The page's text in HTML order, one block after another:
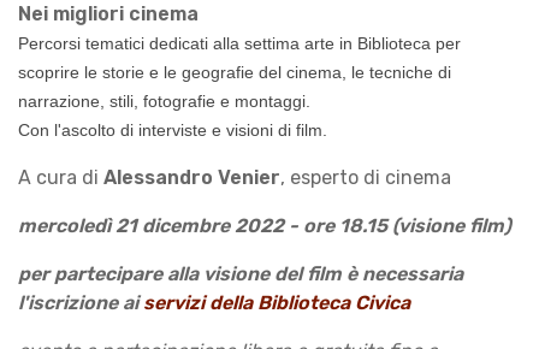
Nei migliori cinema
Percorsi tematici dedicati alla settima arte in Biblioteca per
scoprire le storie e le geografie del cinema, le tecniche di
narrazione, stili, fotografie e montaggi.
Con l'ascolto di interviste e visioni di film.
A cura di Alessandro Venier, esperto di cinema
mercoledì 21 dicembre 2022 - ore 18.15 (visione film)
per partecipare alla visione del film è necessaria
l'iscrizione aiservizi della Biblioteca Civica